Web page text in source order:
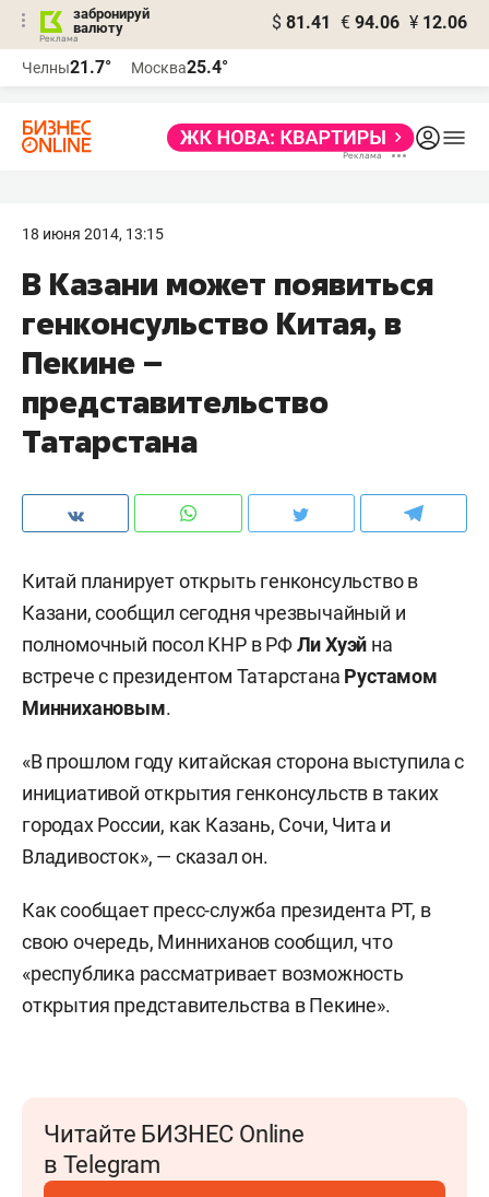
забронируй
валюту
$ 81.41 € 94.06 ¥ 12.06
Челны21.7° Москва25.4°
18 июня 2014, 13:15
В Казани может появиться
генконсульство Китая, в
Пекине –
представительство
Татарстана
Китай планирует открыть генконсульство в
Казани, сообщил сегодня чрезвычайный и
полномочный посол КНР в РФЛи Хуэй на
встрече с президентом Татарстана Рустамом
Миннихановым.
«В прошлом году китайская сторона выступила с
инициативой открытия генконсульств в таких
городах России, как Казань, Сочи, Чита и
Владивосток», — сказал он.
Как сообщает пресс-служба президента РТ, в
свою очередь, Минниханов сообщил, что
«республика рассматривает возможность
открытия представительства в Пекине».
Читайте БИЗНЕС Online
в Telegram